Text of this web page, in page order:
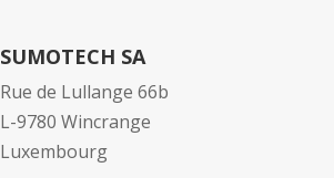
SUMOTECH SA
Rue de Lullange 66b
L-9780 Wincrange
Luxembourg